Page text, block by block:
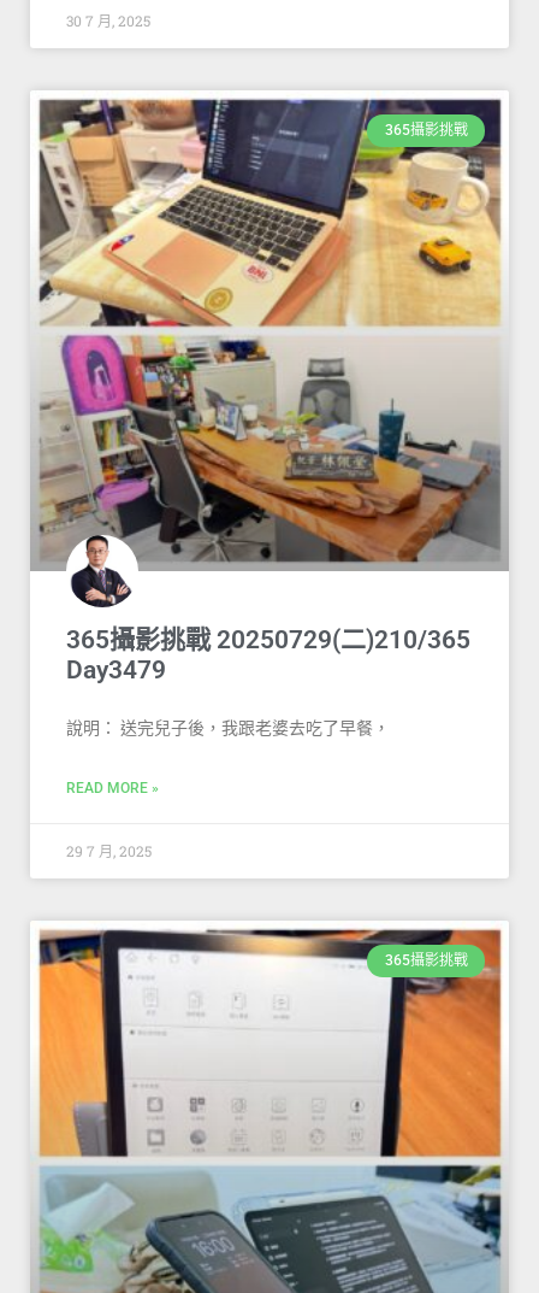
30 7 月, 2025
365攝影挑戰
365攝影挑戰 20250729(二)210/365
Day3479
說明： 送完兒子後，我跟老婆去吃了早餐，
READ MORE »
29 7 月, 2025
365攝影挑戰